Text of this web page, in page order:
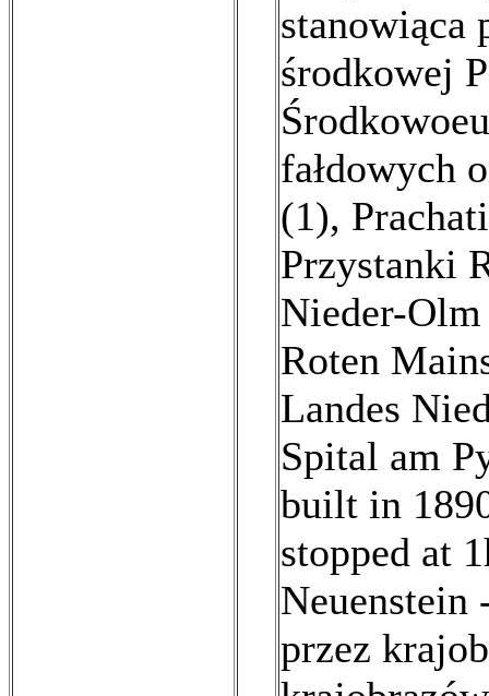
stanowiąca
środkowej
fałdowych
(1),
Przystanki
Nieder-
Roten
Landes
Spital am
built in
stopped at
Neuenstein
przez